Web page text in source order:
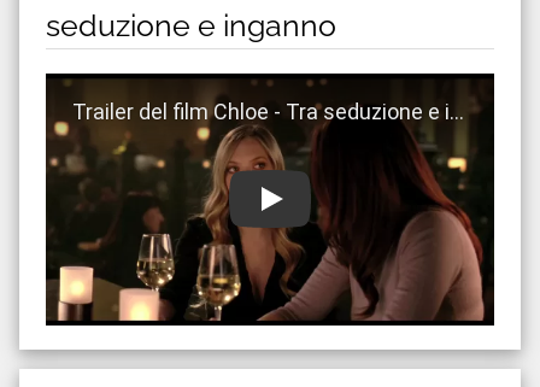
seduzione e inganno
Guarda trailer del film Chloe - Tra seduzione e